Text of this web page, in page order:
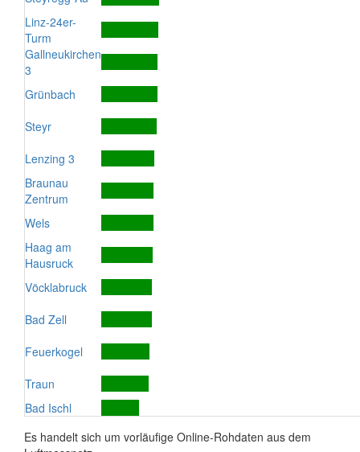
Linz-24er-
Turm
Gallneukirchen
3
Grünbach
Steyr
Lenzing 3
Braunau
Zentrum
Wels
Haag am
Hausruck
Vöcklabruck
Bad Zell
Feuerkogel
Traun
Bad Ischl
Es handelt sich um vorläufige Online-Rohdaten aus dem